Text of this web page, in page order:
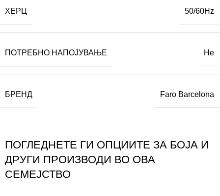
ХЕРЦ 50/60Hz
ПОТРЕБНО НАПОЈУВАЊЕ Не
БРЕНД Faro Barcelona
ПОГЛЕДНЕТЕ ГИ ОПЦИИТЕ ЗА БОЈА И
ДРУГИ ПРОИЗВОДИ ВО ОВА
СЕМЕЈСТВО